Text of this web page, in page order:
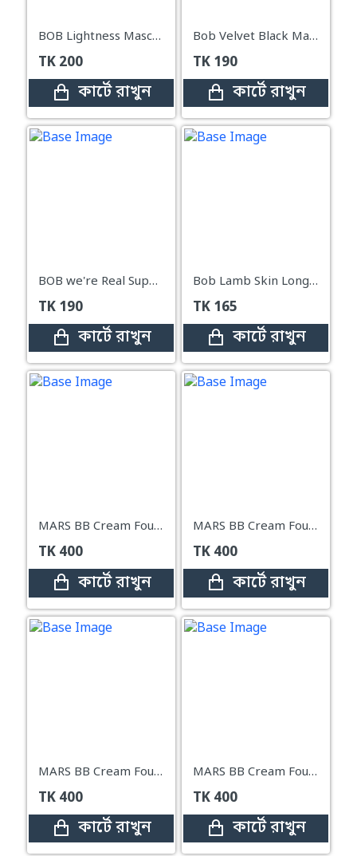
BOB Lightness Mascara
TK 200
কার্টে রাখুন
Bob Velvet Black Mascara
TK 190
কার্টে রাখুন
BOB we're Real Super Dense Mascara
TK 190
কার্টে রাখুন
Bob Lamb Skin Long lasting Eyeliner
TK 165
কার্টে রাখুন
MARS BB Cream Foundation Skin Perfection Color-Correcting-30 ml (03-MEDIUM)
TK 400
কার্টে রাখুন
MARS BB Cream Foundation Skin Perfection Color-Correcting-30ml (04-TAN)
TK 400
কার্টে রাখুন
MARS BB Cream Foundation Skin Perfection Color-Correcting-30 ml (05-BISCUIT)
TK 400
কার্টে রাখুন
MARS BB Cream Foundation Skin Perfection Color-Correcting-30 ml (06-RICH)
TK 400
কার্টে রাখুন